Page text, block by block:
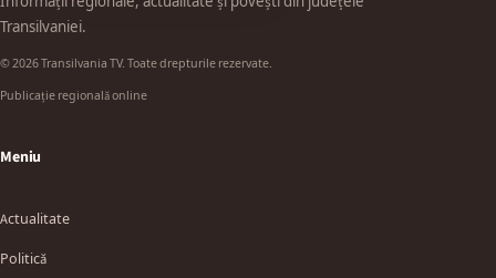
Transilvaniei.
© 2026 Transilvania TV. Toate drepturile rezervate.
Publicație regională online
Meniu
Actualitate
Politică